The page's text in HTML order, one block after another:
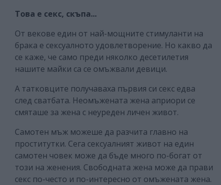
Това е секс, скъпа...
От векове един от най-мощните стимуланти на
брака е сексуалното удовлетворение. Но какво да
се каже, че само преди няколко десетилетия
нашите майки са се омъжвали девици.
А татковците получаваха първия си секс едва
след сватбата. Неомъжената жена априори се
смяташе за жена с неуреден личен живот.
Самотен мъж можеше да разчита главно на
проститутки. Сега сексуалният живот на един
самотен човек може да бъде много по-богат от
този на женения. Свободната жена може да прави
секс по-често и по-интересно от омъжената жена.